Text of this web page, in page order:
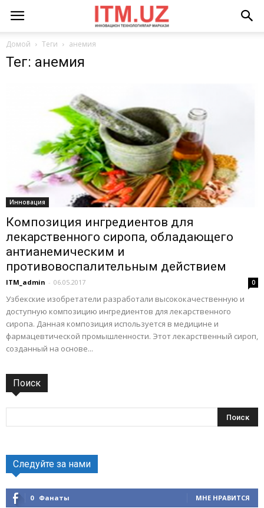
Домой Теги анемия
Тег: анемия
Инновация
Композиция ингредиентов для
лекарственного сиропа, обладающего
антианемическим и
противовоспалительным действием
ITM_admin - 06.05.2017 0
Узбекские изобретатели разработали высококачественную и
доступную композицию ингредиентов для лекарственного
сиропа. Данная композиция используется в медицине и
фармацевтической промышленности. Этот лекарственный сироп,
созданный на основе...
Поиск
Следуйте за нами
0 Фанаты МНЕ НРАВИТСЯ